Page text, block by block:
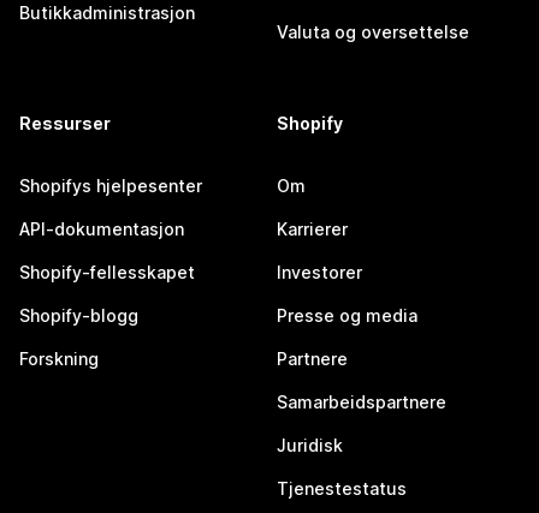
Butikkadministrasjon
Valuta og oversettelse
Ressurser
Shopifys hjelpesenter
API-dokumentasjon
Shopify-fellesskapet
Shopify-blogg
Forskning
Shopify
Om
Karrierer
Investorer
Presse og media
Partnere
Samarbeidspartnere
Juridisk
Tjenestestatus